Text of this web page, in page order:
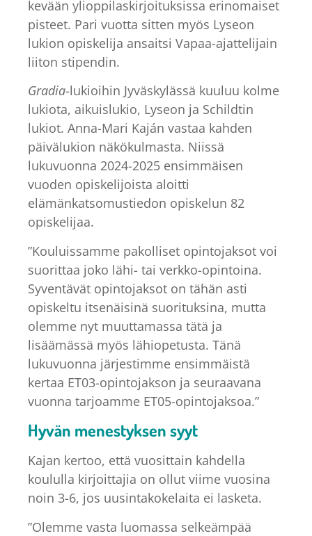
kevään ylioppilaskirjoituksissa erinomaiset
pisteet. Pari vuotta sitten myös Lyseon
lukion opiskelija ansaitsi Vapaa-ajattelijain
liiton stipendin.
Gradia-lukioihin Jyväskylässä kuuluu kolme
lukiota, aikuislukio, Lyseon ja Schildtin
lukiot. Anna-Mari Kaján vastaa kahden
päivälukion näkökulmasta. Niissä
lukuvuonna 2024-2025 ensimmäisen
vuoden opiskelijoista aloitti
elämänkatsomustiedon opiskelun 82
opiskelijaa.
”Kouluissamme pakolliset opintojaksot voi
suorittaa joko lähi- tai verkko-opintoina.
Syventävät opintojaksot on tähän asti
opiskeltu itsenäisinä suorituksina, mutta
olemme nyt muuttamassa tätä ja
lisäämässä myös lähiopetusta. Tänä
lukuvuonna järjestimme ensimmäistä
kertaa ET03-opintojakson ja seuraavana
vuonna tarjoamme ET05-opintojaksoa.”
Hyvän menestyksen syyt
Kajan kertoo, että vuosittain kahdella
koululla kirjoittajia on ollut viime vuosina
noin 3-6, jos uusintakokelaita ei lasketa.
”Olemme vasta luomassa selkeämpää